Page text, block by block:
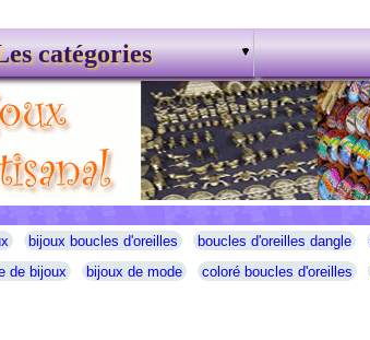
catégories
bijoux boucles d'oreilles boucles d'oreilles dangle
de bijoux bijoux de mode coloré boucles d'oreilles